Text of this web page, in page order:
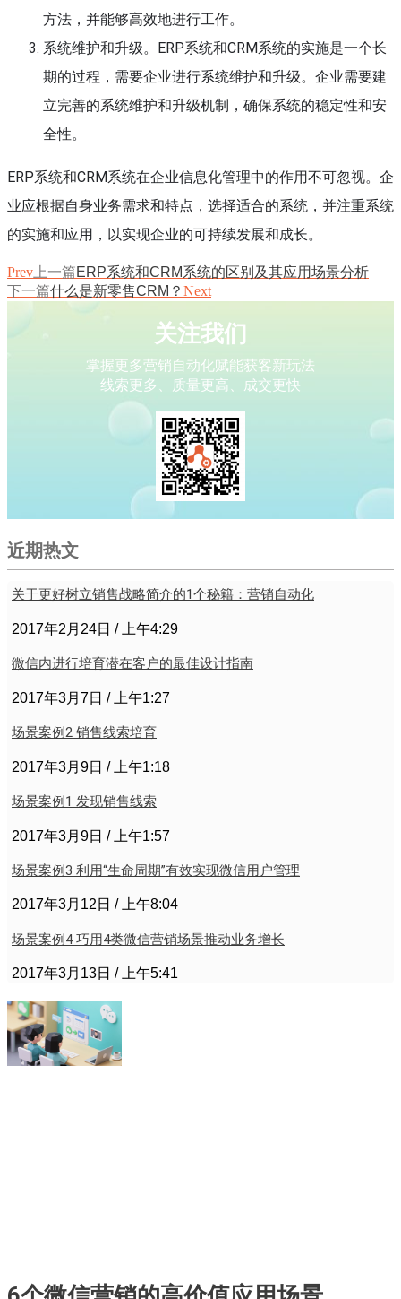
方法，并能够高效地进行工作。
系统维护和升级。ERP系统和CRM系统的实施是一个长
期的过程，需要企业进行系统维护和升级。企业需要建
立完善的系统维护和升级机制，确保系统的稳定性和安
全性。
ERP系统和CRM系统在企业信息化管理中的作用不可忽视。企
业应根据自身业务需求和特点，选择适合的系统，并注重系统
的实施和应用，以实现企业的可持续发展和成长。
Prev 上一篇ERP系统和CRM系统的区别及其应用场景分析
下一篇什么是新零售CRM？ Next
关注我们
掌握更多营销自动化赋能获客新玩法
线索更多、质量更高、成交更快
近期热文
关于更好树立销售战略简介的1个秘籍：营销自动化
2017年2月24日 上午4:29
微信内进行培育潜在客户的最佳设计指南
2017年3月7日 上午1:27
场景案例2 销售线索培育
2017年3月9日 上午1:18
场景案例1 发现销售线索
2017年3月9日 上午1:57
场景案例3 利用“生命周期”有效实现微信用户管理
2017年3月12日 上午8:04
场景案例4 巧用4类微信营销场景推动业务增长
2017年3月13日 上午5:41